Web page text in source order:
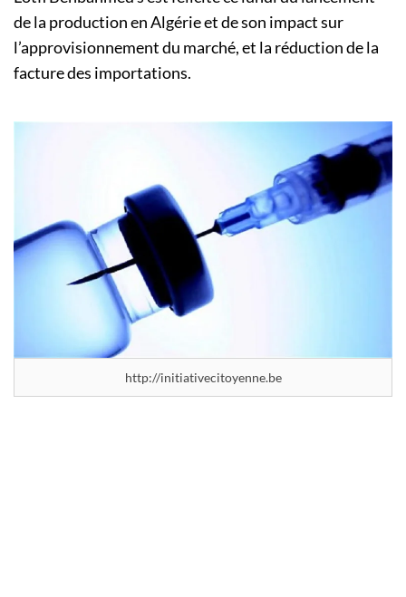
de la production en Algérie et de son impact sur
l’approvisionnement du marché, et la réduction de la
facture des importations.
http://initiativecitoyenne.be